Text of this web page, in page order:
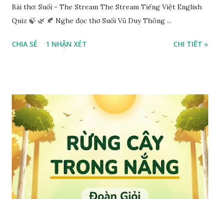
Bài thơ: Suối - The Stream The Stream Tiếng Việt English
Quiz 🍃 🌿 🍂 Nghe đọc thơ Suối Vũ Duy Thông ...
CHIA SẺ 1 NHẬN XÉT CHI TIẾT »